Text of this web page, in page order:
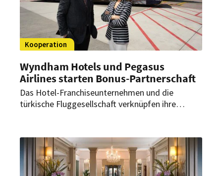
Kooperation
Wyndham Hotels und Pegasus
Airlines starten Bonus-Partnerschaft
Das Hotel-Franchiseunternehmen und die
türkische Fluggesellschaft verknüpfen ihre
werden.